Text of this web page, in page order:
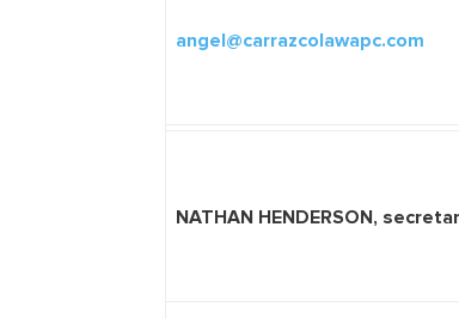
angel@carrazcolawapc.com
NATHAN HENDERSON,